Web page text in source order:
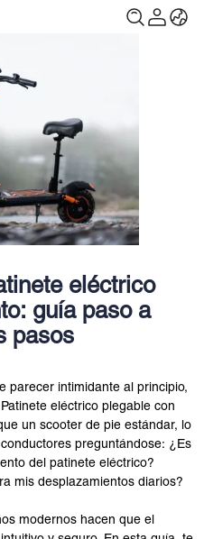
eléctrico
guía paso a
pasos
parecer intimidante al principio,
eléctrico plegable con
un scooter de pie estándar, lo
preguntándose: ¿Es
del patinete eléctrico?
mis desplazamientos diarios?
modernos hacen que el